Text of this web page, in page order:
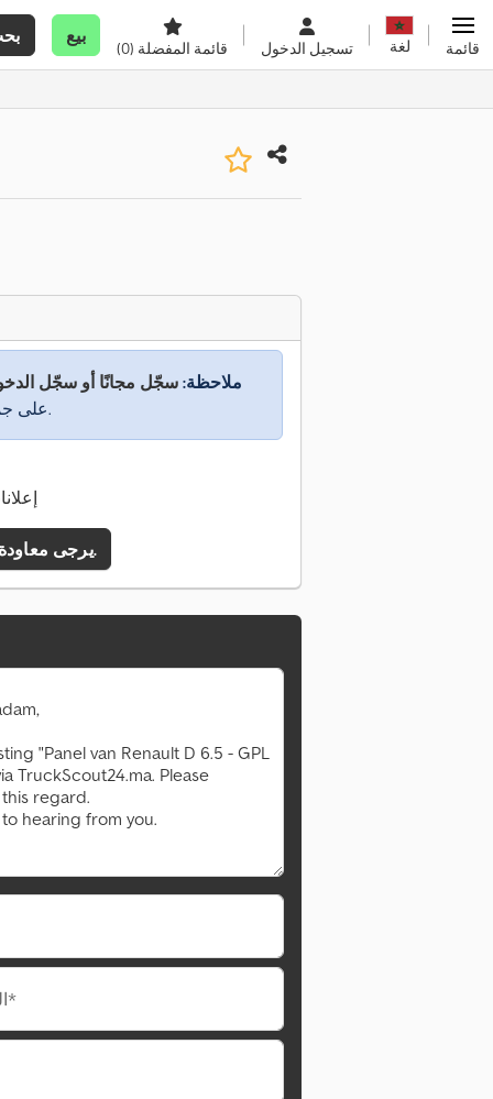
بيع
قائمة المفضلة (0) تسجيل الدخول لغة قائمة
ملاحظة: سجّل مجانًا أو سجّل
على جميع المعلومات.
8
يرجى معاودة الاتصال بي.
البريد الإلكتروني*